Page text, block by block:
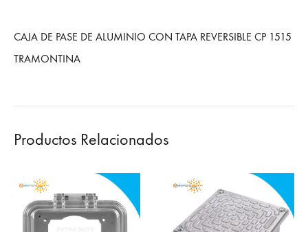
CAJA DE PASE DE ALUMINIO CON TAPA REVERSIBLE CP 1515
TRAMONTINA
Productos Relacionados